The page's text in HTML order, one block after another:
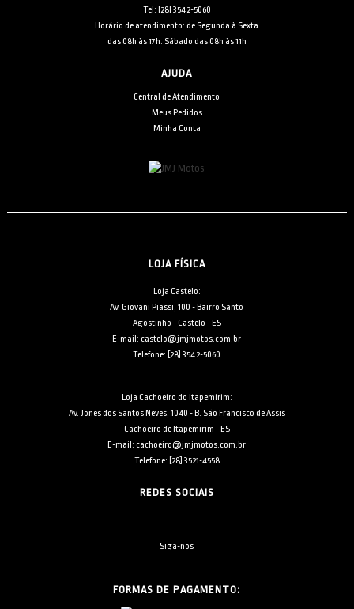
Tel: [28] 3542-5060
Horário de atendimento: de Segunda à Sexta
das 08h às 17h. Sábado das 08h às 11h
AJUDA
Central de Atendimento
Meus Pedidos
Minha Conta
LOJA FÍSICA
Loja Castelo:
Av. Giovani Piassi, 100 - Bairro Santo
Agostinho - Castelo - ES
E-mail: castelo@jmjmotos.com.br
Telefone: [28] 3542-5060
Loja Cachoeiro do Itapemirim:
Av. Jones dos Santos Neves, 1040 - B. São Francisco de Assis
Cachoeiro de Itapemirim - ES
E-mail: cachoeiro@jmjmotos.com.br
Telefone: [28] 3521-4558
REDES SOCIAIS
Siga-nos
FORMAS DE PAGAMENTO: